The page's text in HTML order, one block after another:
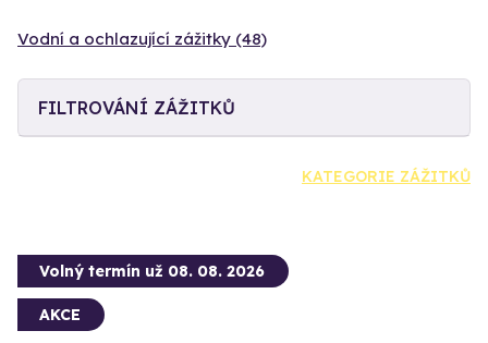
Vodní a ochlazující zážitky (48)
FILTROVÁNÍ ZÁŽITKŮ
KATEGORIE ZÁŽITKŮ
Volný termín už 08. 08. 2026
AKCE